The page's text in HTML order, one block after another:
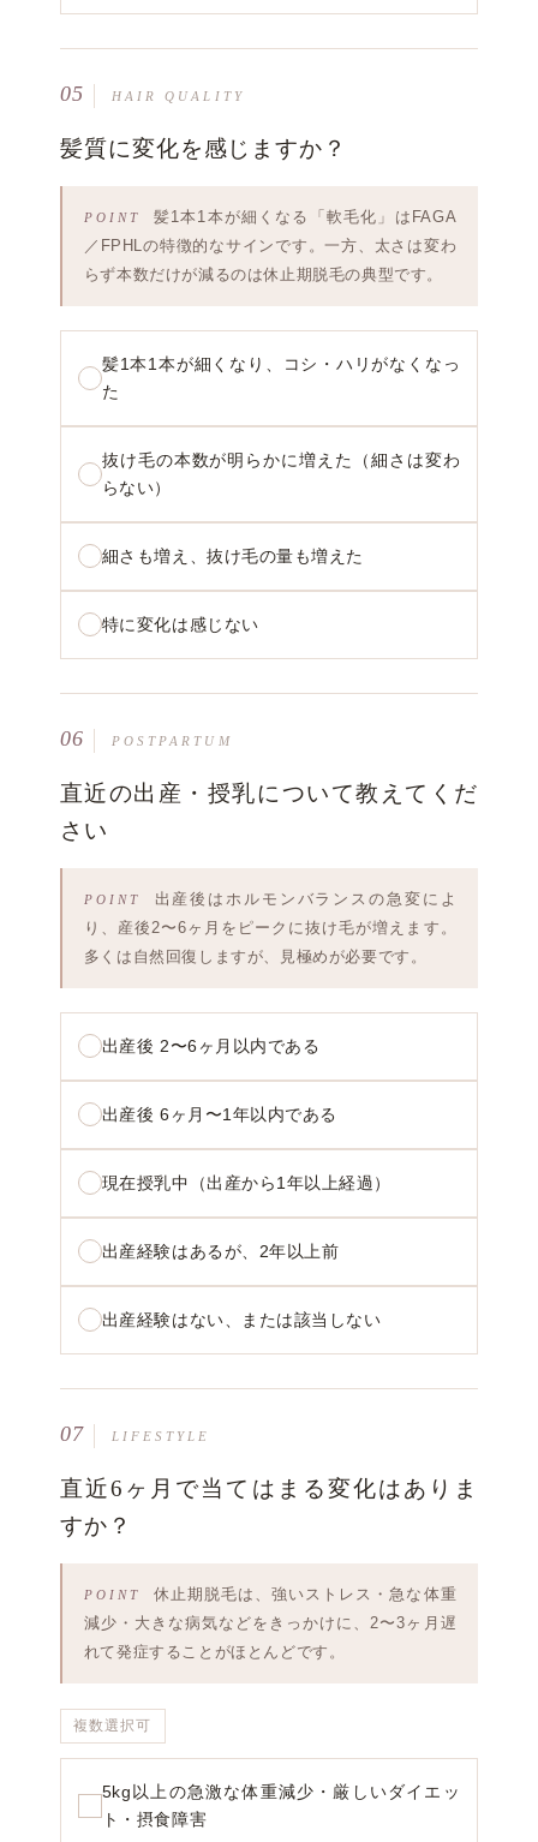
05 HAIR QUALITY
髪質に変化を感じますか？
髪1本1本が細くなる「軟毛化」はFAGA
／FPHLの特徴的なサインです。一方、太さは変わ
らず本数だけが減るのは休止期脱毛の典型です。
髪1本1本が細くなり、コシ・ハリがなくなっ
た
抜け毛の本数が明らかに増えた（細さは変わ
らない）
細さも増え、抜け毛の量も増えた
特に変化は感じない
06 POSTPARTUM
直近の出産・授乳について教えてくだ
さい
出産後はホルモンバランスの急変によ
り、産後2〜6ヶ月をピークに抜け毛が増えます。
多くは自然回復しますが、見極めが必要です。
出産後 2〜6ヶ月以内である
出産後 6ヶ月〜1年以内である
現在授乳中（出産から1年以上経過）
出産経験はあるが、2年以上前
出産経験はない、または該当しない
07 LIFESTYLE
直近6ヶ月で当てはまる変化はありま
すか？
休止期脱毛は、強いストレス・急な体重
減少・大きな病気などをきっかけに、2〜3ヶ月遅
れて発症することがほとんどです。
複数選択可
5kg以上の急激な体重減少・厳しいダイエッ
ト・摂食障害